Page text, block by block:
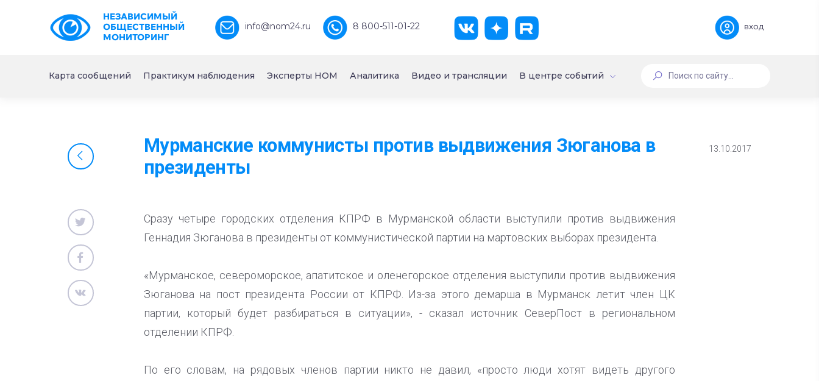
НЕЗАВИСИМЫЙ
ОБЩЕСТВЕННЫЙ
МОНИТОРИНГ
info@nom24.ru 8 800-511-01-22 вход
Карта сообщений Практикум наблюдения Эксперты НОМ Аналитика Видео и трансляции В центре событий
Мурманские коммунисты против выдвижения Зюганова в
президенты
13.10.2017
Сразу четыре городских отделения КПРФ в Мурманской области выступили против выдвижения
Геннадия Зюганова в президенты от коммунистической партии на мартовских выборах президента.
«Мурманское, североморское, апатитское и оленегорское отделения выступили против выдвижения
Зюганова на пост президента России от КПРФ. Из-за этого демарша в Мурманск летит член ЦК
партии, который будет разбираться в ситуации», - сказал источник СеверПост в региональном
отделении КПРФ.
По его словам, на рядовых членов партии никто не давил, «просто люди хотят видеть другого